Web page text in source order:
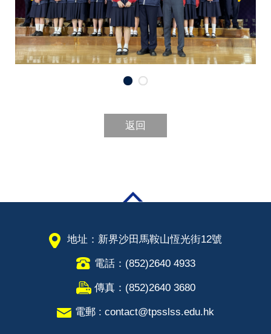
返回
地址：新界沙田馬鞍山恆光街12號
電話：(852)2640 4933
傳真：(852)2640 3680
電郵 : contact@tpsslss.edu.hk